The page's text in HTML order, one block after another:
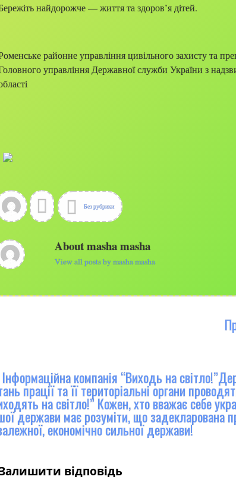
найдорожче — життя та здоров’я дітей.
районне управління цивільного захисту та
управління Державної служби України з
Без рубрики
About masha masha
View all posts by masha masha
Інформаційна компанія “Виходь на
прації та її територіальні органи
на світло!” Кожен, хто вважає себе
держави має розуміти, що задекларована
економічно сильної держави!
відповідь